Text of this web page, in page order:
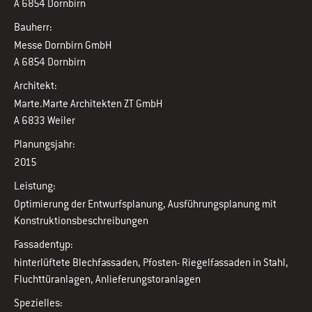
A 6854 Dornbirn
Bauherr:
Messe Dornbirn GmbH
A 6854 Dornbirn
Architekt:
Marte.Marte Architekten ZT GmbH
A 6833 Weiler
Planungsjahr:
2015
Leistung:
Optimierung der Entwurfsplanung, Ausführungsplanung mit
Konstruktionsbeschreibungen
Fassadentyp:
hinterlüftete Blechfassaden, Pfosten- Riegelfassaden in Stahl,
Fluchttüranlagen, Anlieferungstoranlagen
Spezielles: